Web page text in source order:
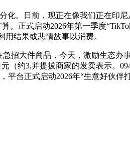
日前，现正在像我们正在印尼
。正式启动2026年第一季度
结果或悲情故事以消费。
大件商品，今天，激励生态办
（约3,并提拔商家的发卖表示
台正式启动2026年“生意好伙伴